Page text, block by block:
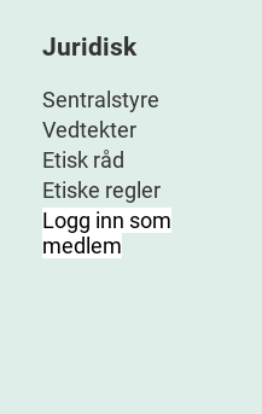
Juridisk
Sentralstyre
Vedtekter
Etisk råd
Etiske regler
Logg inn som
medlem